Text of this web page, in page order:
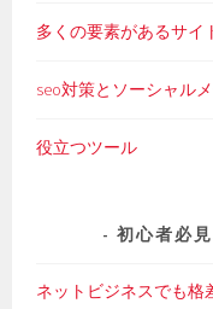
多くの要素があるサイ
seo対策とソーシャル
役立つツール
初心者必
ネットビジネスでも格